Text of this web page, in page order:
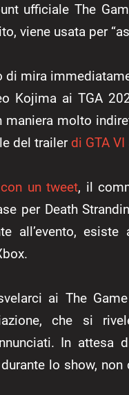
ufficiale The
viene usata per
di mira
Kojima ai TGA
molto
del trailer di GTA
con un tweet, il
per Death
all’evento,
ai The
che si
In attesa
lo show,